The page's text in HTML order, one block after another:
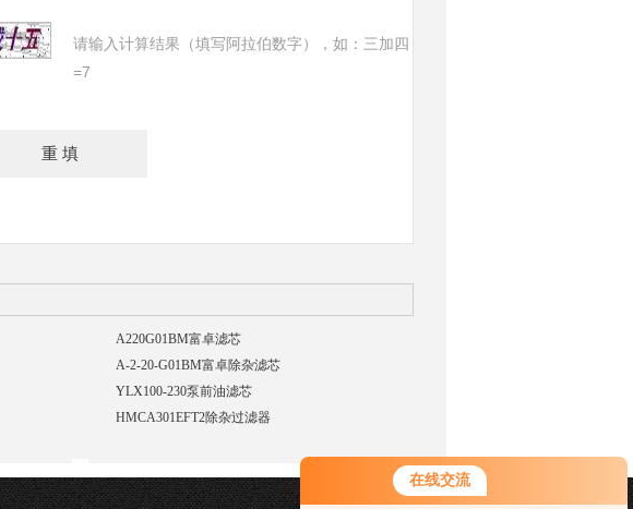
在线交流
请输入计算结果（填写阿拉伯数字），如：三加四
=7
A220G01BM富卓滤芯
A-2-20-G01BM富卓除杂滤芯
YLX100-230泵前油滤芯
HMCA301EFT2除杂过滤器